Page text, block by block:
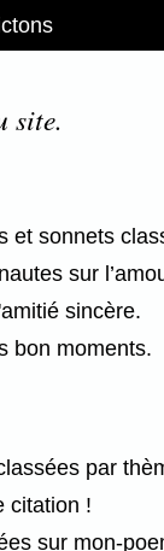
site.
et sonnets
sur
sincère.
bon moments.
par
citation !
sur mon-